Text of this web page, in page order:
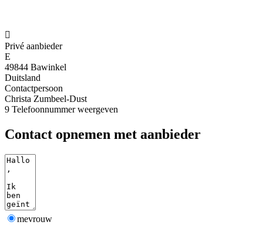

Privé aanbieder
E
49844 Bawinkel
Duitsland
Contactpersoon
Christa Zumbeel-Dust
9 Telefoonnummer weergeven
Contact opnemen met aanbieder
mevrouw